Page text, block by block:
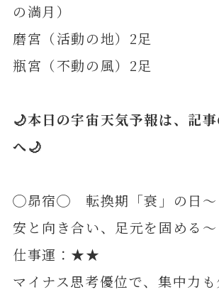
の満月）
磨宮（活動の地）2足
瓶宮（不動の風）2足
🌙本日の宇宙天気予報は、記
へ🌙
◯昴宿◯ 転換期「衰」の日～
安と向き合い、足元を固める～
仕事運：★★
マイナス思考優位で、集中力も